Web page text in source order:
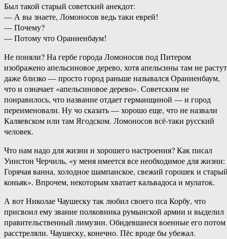
Был такой старый советский анекдот:
— А вы знаете, Ломоносов ведь таки еврей!
— Почему?
— Потому что Ораниенбаум!
Не поняли? На гербе города Ломоносов под Питером
изображено апельсиновое дерево, хотя апельсины там не растут
даже близко — просто город раньше назывался Ораниенбаум,
что и означает «апельсиновое дерево». Советским не
понравилось, что название отдает германщиной — и город
переименовали. Ну чо сказать — хорошо еще, что не назвали
Каляевском или там Ягодском. Ломоносов всё-таки русский
человек.
Что нам надо для жизни и хорошего настроения? Как писал
Уинстон Черчиль, «у меня имеется все необходимое для жизни:
Горячая ванна, холодное шампанское, свежий горошек и
коньяк». Впрочем, некоторым хватает кальвадоса и мулаток.
А вот Николае Чаушеску так любил своего пса Корбу, что
присвоил ему звание полковника румынской армии и выделил
правительственный лимузин. Обидевшиеся военные его потом
расстреляли. Чаушеску, конечно. Пёс вроде бы убежал.